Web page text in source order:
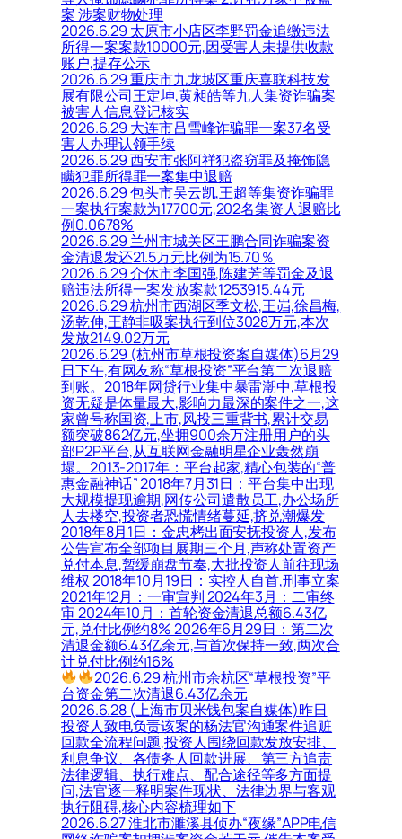
案 涉案财物处理
2026.6.29 太原市小店区李野罚金追缴违法
所得一案案款10000元,因受害人未提供收款
账户,提存公示
2026.6.29 重庆市九龙坡区重庆喜联科技发
展有限公司王定坤,黄昶皓等九人集资诈骗案
被害人信息登记核实
2026.6.29 大连市吕雪峰诈骗罪一案37名受
害人办理认领手续
2026.6.29 西安市张阿祥犯盗窃罪及掩饰隐
瞒犯罪所得罪一案集中退赔
2026.6.29 包头市吴云凯,王超等集资诈骗罪
一案执行案款为17700元,202名集资人退赔比
例0.0678%
2026.6.29 兰州市城关区王鹏合同诈骗案资
金清退发还21.5万元比例为15.70％
2026.6.29 介休市李国强,陈建芳等罚金及退
赔违法所得一案发放案款1253915.44元
2026.6.29 杭州市西湖区季文松,王岿,徐昌梅,
汤乾伸,王静非吸案执行到位3028万元,本次
发放2149.02万元
2026.6.29 (杭州市草根投资案自媒体)6月29
日下午,有网友称“草根投资”平台第二次退赔
到账。2018年网贷行业集中暴雷潮中,草根投
资无疑是体量最大,影响力最深的案件之一,这
家曾号称国资,上市,风投三重背书,累计交易
额突破862亿元,坐拥900余万注册用户的头
部P2P平台,从互联网金融明星企业轰然崩
塌。2013-2017年：平台起家,精心包装的“普
惠金融神话” 2018年7月31日：平台集中出现
大规模提现逾期,网传公司遣散员工,办公场所
人去楼空,投资者恐慌情绪蔓延,挤兑潮爆发
2018年8月1日：金忠栲出面安抚投资人,发布
公告宣布全部项目展期三个月,声称处置资产
兑付本息,暂缓崩盘节奏,大批投资人前往现场
维权 2018年10月19日：实控人自首,刑事立案
2021年12月：一审宣判 2024年3月：二审终
审 2024年10月：首轮资金清退总额6.43亿
元,兑付比例约8% 2026年6月29日：第二次
清退金额6.43亿余元,与首次保持一致,两次合
计兑付比例约16%
2026.6.29 杭州市余杭区“草根投资”平
台资金第二次清退6.43亿余元
2026.6.28 (上海市贝米钱包案自媒体)昨日
投资人致电负责该案的杨法官沟通案件追赃
回款全流程问题,投资人围绕回款发放安排、
利息争议、各债务人回款进展、第三方追责
法律逻辑、执行难点、配合途径等多方面提
问,法官逐一释明案件现状、法律边界与客观
执行阻碍,核心内容梳理如下
2026.6.27 淮北市濉溪县侦办“夜缘”APP电信